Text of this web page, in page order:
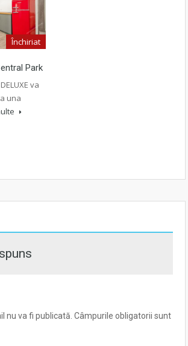
Închiriat
Park
va
una
nu va fi publicată. Câmpurile obligatorii sunt